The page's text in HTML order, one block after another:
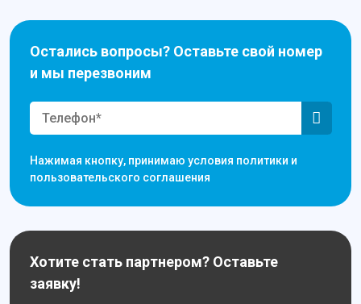
Остались вопросы? Оставьте свой номер
и мы перезвоним
Нажимая кнопку, принимаю условия политики и
пользовательского соглашения
Хотите стать партнером? Оставьте
заявку!